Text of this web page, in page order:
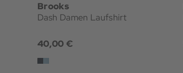
Brooks
Dash Damen Laufshirt
40,00 €